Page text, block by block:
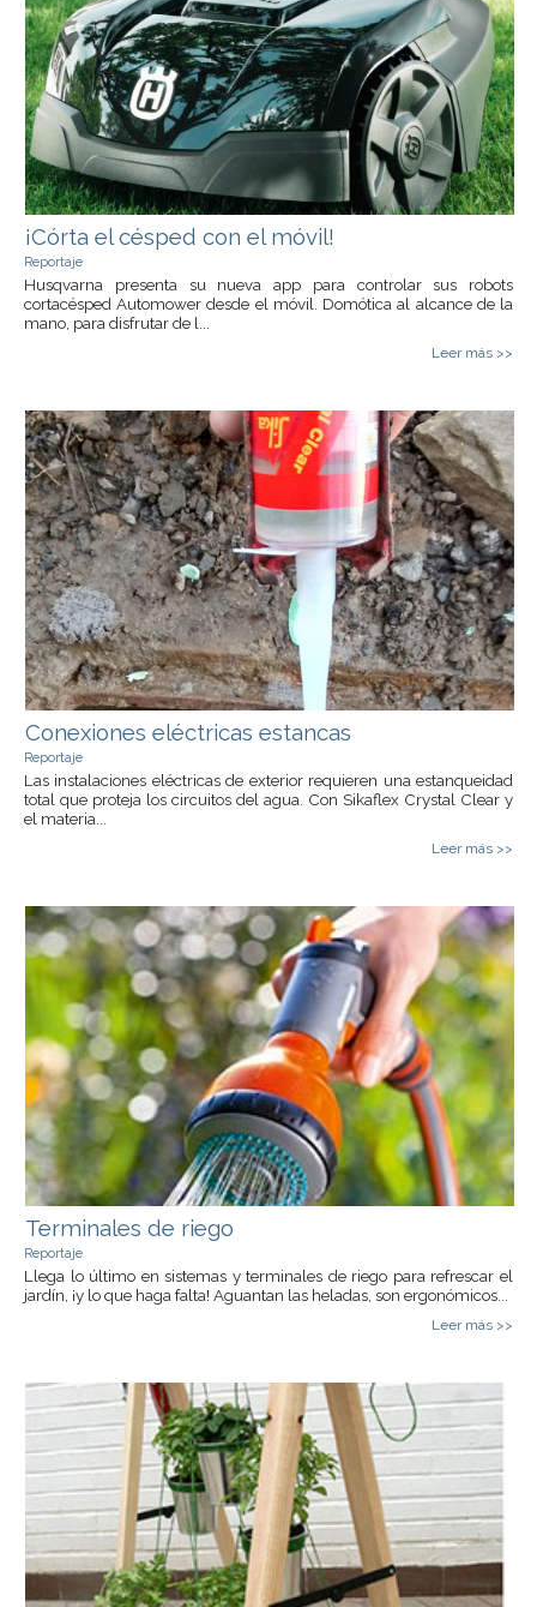
¡Córta el césped con el móvil!
Reportaje
Husqvarna presenta su nueva app para controlar sus robots
cortacésped Automower desde el móvil. Domótica al alcance de la
mano, para disfrutar de l...
Leer más >>
Conexiones eléctricas estancas
Reportaje
Las instalaciones eléctricas de exterior requieren una estanqueidad
total que proteja los circuitos del agua. Con Sikaflex Crystal Clear y
el materia...
Leer más >>
Terminales de riego
Reportaje
Llega lo último en sistemas y terminales de riego para refrescar el
jardín, ¡y lo que haga falta! Aguantan las heladas, son ergonómicos...
Leer más >>